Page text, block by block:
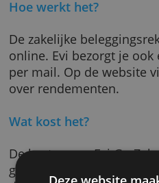
storten en te switchen
Kies je voorEvi
begeleiding bij de
elk jaar of je keuze
vast aanspreekpunt bij
Hoe werkt het?